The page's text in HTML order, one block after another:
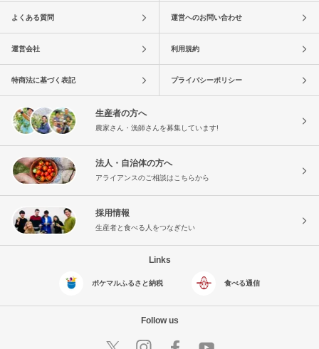
よくある質問 運営へのお問い合わせ
運営会社 利用規約
特商法に基づく表記 プライバシーポリシー
生産者の方へ
農家さん・漁師さんを募集しています!
法人・自治体の方へ
アライアンスのご相談はこちらから
採用情報
生産者と食べる人をつなぎたい
Links
ポケマルふるさと納税 食べる通信
Follow us